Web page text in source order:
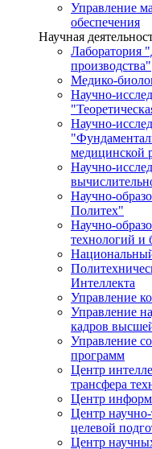
Управление
обеспечения
Научная
Лаборатория
производства"
Медико-
Научно-
Научно-
медицинской
Научно-
Научно-
Политех"
Научно-
технологий и
Интеллекта
Управление
Управление
кадров
Управление
программ
Центр
трансфера
Центр
Центр научно-
целевой
Центр